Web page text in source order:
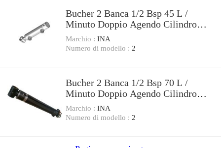
Bucher 2 Banca 1/2 Bsp 45 L /
Minuto Doppio Agendo Cilindro
Bobina Idraulico
Marchio : INA
Numero di modello : 2
Bucher 2 Banca 1/2 Bsp 70 L /
Minuto Doppio Agendo Cilindro
Bobina Idraulico
Marchio : INA
Numero di modello : 2